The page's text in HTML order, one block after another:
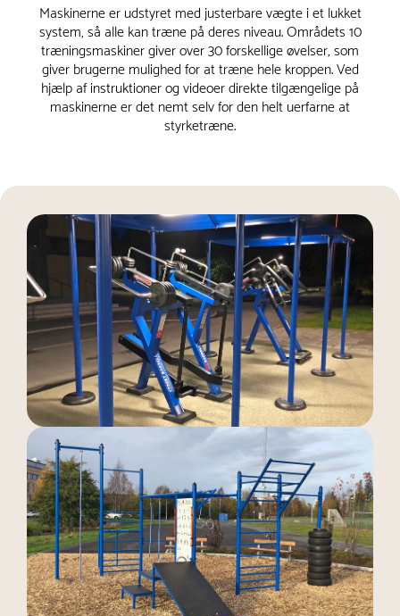
Maskinerne er udstyret med justerbare vægte i et lukket
system, så alle kan træne på deres niveau. Områdets 10
træningsmaskiner giver over 30 forskellige øvelser, som
giver brugerne mulighed for at træne hele kroppen. Ved
hjælp af instruktioner og videoer direkte tilgængelige på
maskinerne er det nemt selv for den helt uerfarne at
styrketræne.